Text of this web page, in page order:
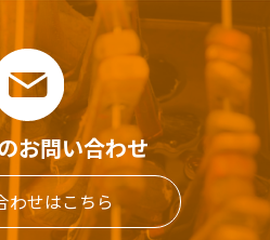
お問い合わせ
わせはこちら